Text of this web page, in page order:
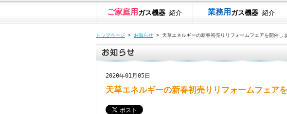
ご家庭用 ガス機器 紹介 業務用 ガス機器 紹介
トップページ > お知らせ > 天草エネルギーの新春初売りリフォームフェアを開催し
2020年01月05日
天草エネルギーの新春初売りリフォームフェア